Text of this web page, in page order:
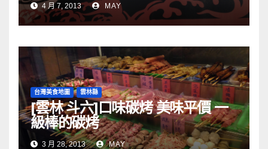
4 月 7, 2013 MAY
台灣美食地圖 雲林縣
[雲林 斗六]口味碳烤 美味平價 一
級棒的碳烤
3 月 28, 2013 MAY